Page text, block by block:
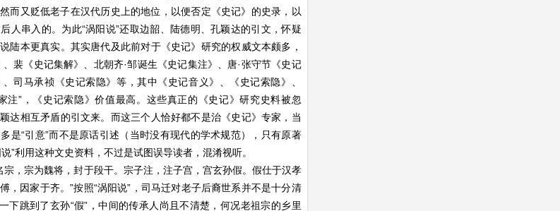
而又贬低老子在汉代历史上的地位，以便否定《史记》的史录，以
人串入的。为此“涡阳说”还取边韶、陆德明、孔颖达的引文，怀疑
陆本更真实。其实唐代及此前对于《史记》研究的权威文本颇多，
裴《史记集解》、北朝齐·邹诞生《史记集注》、唐·张守节《史记
司马承祯《史记索隐》等，其中《史记音义》、《史记索隐》、
注”，《史记索隐》价值最高。这些真正的《史记》研究史料被忽
达相互矛盾的引文来。而这三个人恰好都不是治《史记》专家，当
是“引意”而不是原话引述（当时没有现代的学术规范），只有原著
”利用这种文史资料，不过是试图误导读者，混淆视听。
宗，宗为魏将，封于段干。宗子注，注子宫，宫玄孙假。假仕于汉孝
，因家于齐。”按照“涡阳说”，司马迁对老子后裔世系并不是十分清
下跳到了玄孙“假”，中间的传承人尚且不清楚，何况老祖宗的乡里